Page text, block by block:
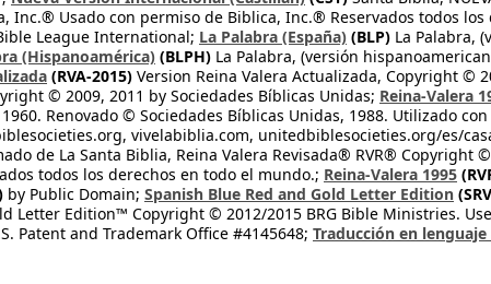
Inc.® Usado con permiso de Biblica, Inc.® Reservados todos
League International; La Palabra (España) (BLP) La Palabra,
(Hispanoamérica) (BLPH) La Palabra, (versión
(RVA-2015) Version Reina Valera Actualizada, Copyright ©
© 2009, 2011 by Sociedades Bíblicas Unidas; Reina-Valera
Renovado © Sociedades Bíblicas Unidas, 1988. Utilizado
vivelabiblia.com, unitedbiblesocieties.org/es/
de La Santa Biblia, Reina Valera Revisada® RVR®
todos los derechos en todo el mundo.; Reina-Valera 1995
by Public Domain; Spanish Blue Red and Gold Letter Edition
Letter Edition™ Copyright © 2012/2015 BRG Bible Ministries.
Patent and Trademark Office #4145648; Traducción en